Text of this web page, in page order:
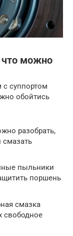
что можно
суппортом
обойтись
разобрать,
смазать
пыльники
поршень
смазка
свободное